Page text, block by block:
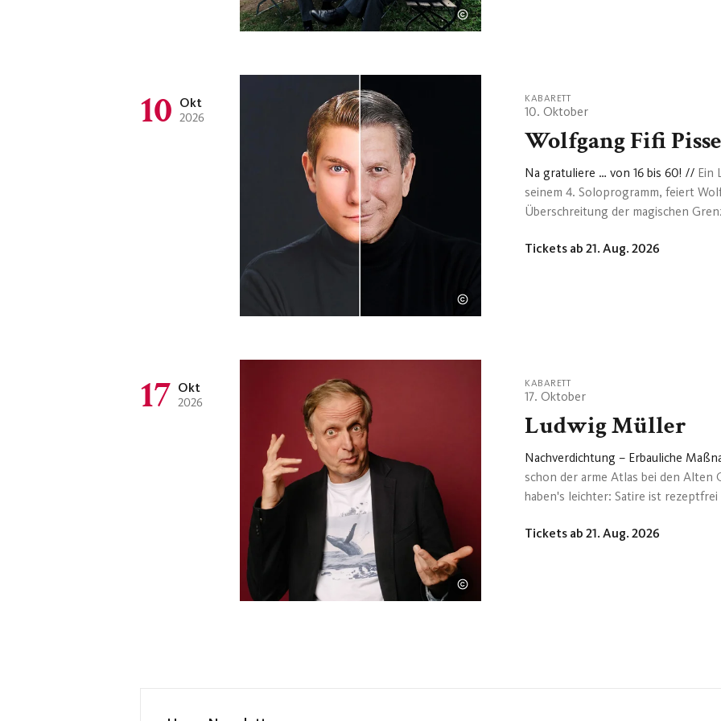
10 Okt
2026
KABARETT
10. Oktober
Wolfgang Fifi
Na gratuliere … von 16 bis 60! // Ein
seinem 4. Soloprogramm, feiert
Überschreitung der magischen
Davon alleine mehr als 40 Jahre
Tickets ab 21. Aug. 2026
17 Okt
2026
KABARETT
17. Oktober
Ludwig Müller
Nachverdichtung – Erbauliche
schon der arme Atlas bei den Alten
haben's leichter: Satire ist
Müllers Schüttelreimen rezitiert
Tickets ab 21. Aug. 2026